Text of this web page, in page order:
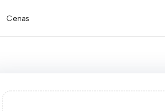
Cenas